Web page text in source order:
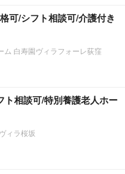
可/シフト相談可/介護付き
白寿園ヴィラフォーレ荻窪
ト相談可/特別養護老人ホー
ィラ桜坂